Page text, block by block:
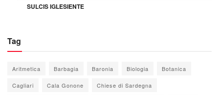
SULCIS IGLESIENTE
Tag
Aritmetica Barbagia Baronia Biologia Botanica
Cagliari Cala Gonone Chiese di Sardegna